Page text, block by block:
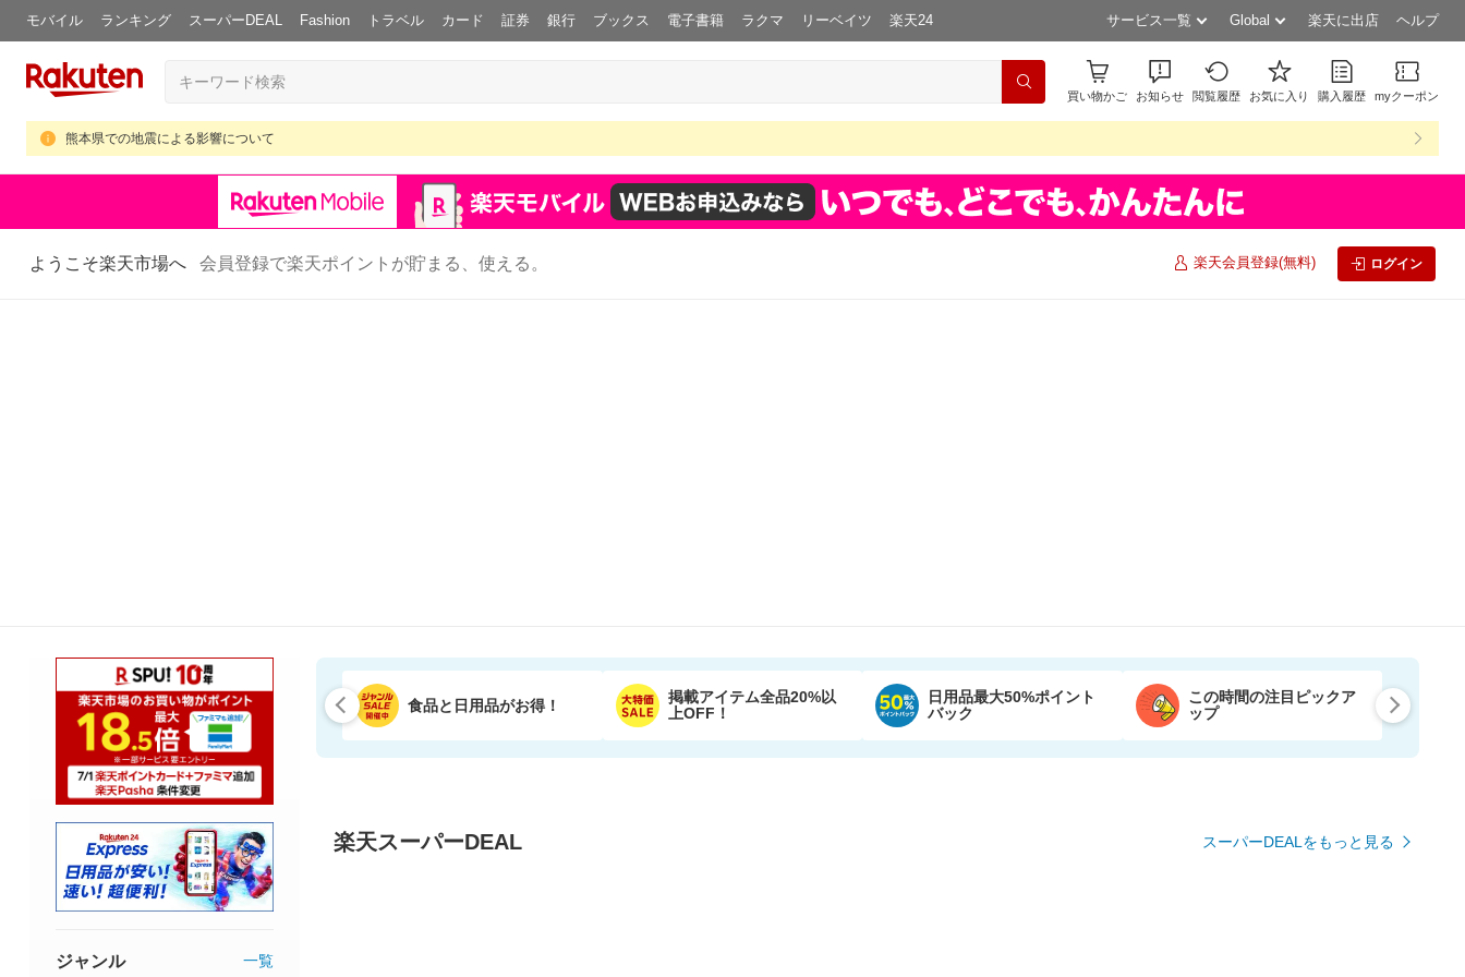
モバイル ランキング スーパーDEAL Fashion トラベル カード 証券 銀行 ブックス 電子書籍 ラクマ リーベイツ 楽天24 サービス一覧 Global 楽天に出店 ヘルプ
買い物かご お知らせ 閲覧履歴 お気に入り 購入履歴 myクーポン
熊本県での地震による影響について
ようこそ楽天市場へ 会員登録で楽天ポイントが貯まる、使える。 楽天会員登録(無料) ログイン
食品と日用品がお得！
掲載アイテム全品20%以
上OFF！
日用品最大50%ポイント
バック
この時間の注目ピックア
ップ
楽天スーパーDEAL スーパーDEALをもっと見る
ジャンル 一覧